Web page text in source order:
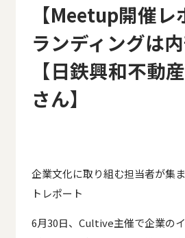
【Meetup開催
ランディングは
【日鉄興和不動
さん】
企業文化に取り組む担当者が集
トレポート
6月30日、Cultive主催で企業の